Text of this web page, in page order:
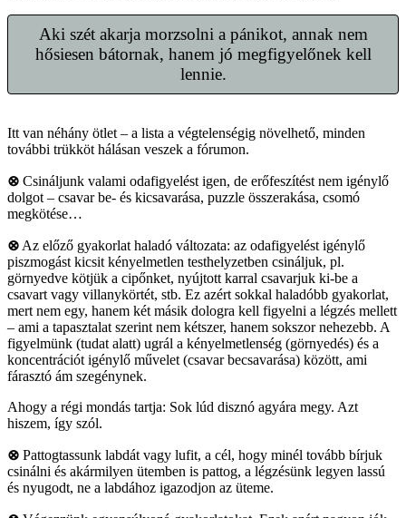
Aki szét akarja morzsolni a pánikot, annak nem
hősiesen bátornak, hanem jó megfigyelőnek kell
lennie.
Itt van néhány ötlet – a lista a végtelenségig növelhető, minden
további trükköt hálásan veszek a fórumon.
⊗ Csináljunk valami odafigyelést igen, de erőfeszítést nem igénylő
dolgot – csavar be- és kicsavarása, puzzle összerakása, csomó
megkötése…
⊗ Az előző gyakorlat haladó változata: az odafigyelést igénylő
piszmogást kicsit kényelmetlen testhelyzetben csináljuk, pl.
görnyedve kötjük a cipőnket, nyújtott karral csavarjuk ki-be a
csavart vagy villanykörtét, stb. Ez azért sokkal haladóbb gyakorlat,
mert nem egy, hanem két másik dologra kell figyelni a légzés mellett
– ami a tapasztalat szerint nem kétszer, hanem sokszor nehezebb. A
figyelmünk (tudat alatt) ugrál a kényelmetlenség (görnyedés) és a
koncentrációt igénylő művelet (csavar becsavarása) között, ami
fárasztó ám szegénynek.
Ahogy a régi mondás tartja: Sok lúd disznó agyára megy. Azt
hiszem, így szól.
⊗ Pattogtassunk labdát vagy lufit, a cél, hogy minél tovább bírjuk
csinálni és akármilyen ütemben is pattog, a légzésünk legyen lassú
és nyugodt, ne a labdához igazodjon az üteme.